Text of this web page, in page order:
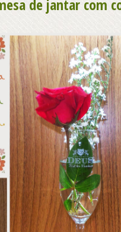
de jantar com